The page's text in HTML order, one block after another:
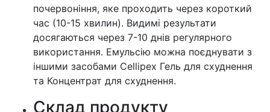
почервоніння, яке проходить через короткий
час (10-15 хвилин). Видимі результати
досягаються через 7-10 днів регулярного
використання. Емульсію можна поєднувати з
іншими засобами Cellipex Гель для схуднення
та Концентрат для схуднення.
Cклад продукту